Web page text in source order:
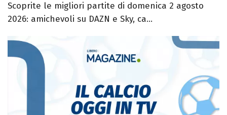
Scoprite le migliori partite di domenica 2 agosto
2026: amichevoli su DAZN e Sky, ca...